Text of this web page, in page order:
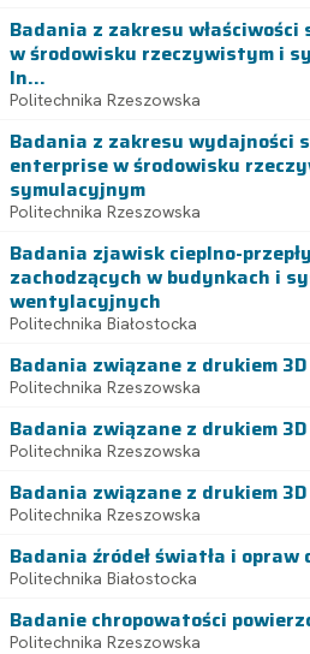
Badania z zakresu
w środowisku rzeczywistym i
In...
Politechnika Rzeszowska
Badania z zakresu wydajności
enterprise w środowisku
symulacyjnym
Politechnika Rzeszowska
Badania zjawisk cieplno-
zachodzących w budynkach i
wentylacyjnych
Politechnika Białostocka
Badania związane z drukiem 3D
Politechnika Rzeszowska
Badania związane z drukiem 3D
Politechnika Rzeszowska
Badania związane z drukiem 3D
Politechnika Rzeszowska
Badania źródeł światła i
Politechnika Białostocka
Badanie chropowatości
Politechnika Rzeszowska